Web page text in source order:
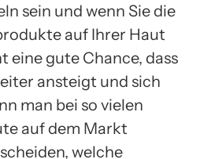
sein und wenn Sie die
auf Ihrer Haut
eine gute Chance, dass
ansteigt und sich
man bei so vielen
auf dem Markt
welche